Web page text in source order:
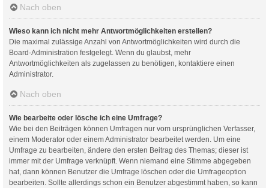
Nach oben
Wieso kann ich nicht mehr Antwortmöglichkeiten erstellen?
Die maximal zulässige Anzahl von Antwortmöglichkeiten wird durch die
Board-Administration festgelegt. Wenn du glaubst, mehr
Antwortmöglichkeiten als zugelassen zu benötigen, kontaktiere einen
Administrator.
Nach oben
Wie bearbeite oder lösche ich eine Umfrage?
Wie bei den Beiträgen können Umfragen nur vom ursprünglichen Verfasser,
einem Moderator oder einem Administrator bearbeitet werden. Um eine
Umfrage zu bearbeiten, ändere den ersten Beitrag des Themas; dieser ist
immer mit der Umfrage verknüpft. Wenn niemand eine Stimme abgegeben
hat, dann können Benutzer die Umfrage löschen oder die Umfrageoption
bearbeiten. Sollte allerdings schon ein Benutzer abgestimmt haben, so kann